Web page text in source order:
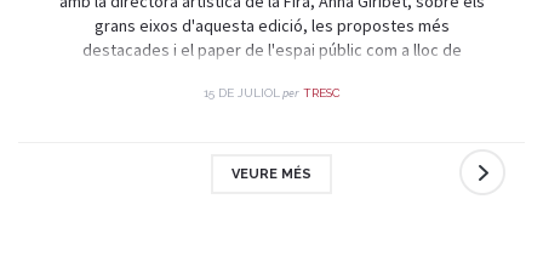
grans eixos d'aquesta edició, les propostes més
destacades i el paper de l'espai públic com a lloc de
15 DE JULIOL per TRESC
VEURE MÉS